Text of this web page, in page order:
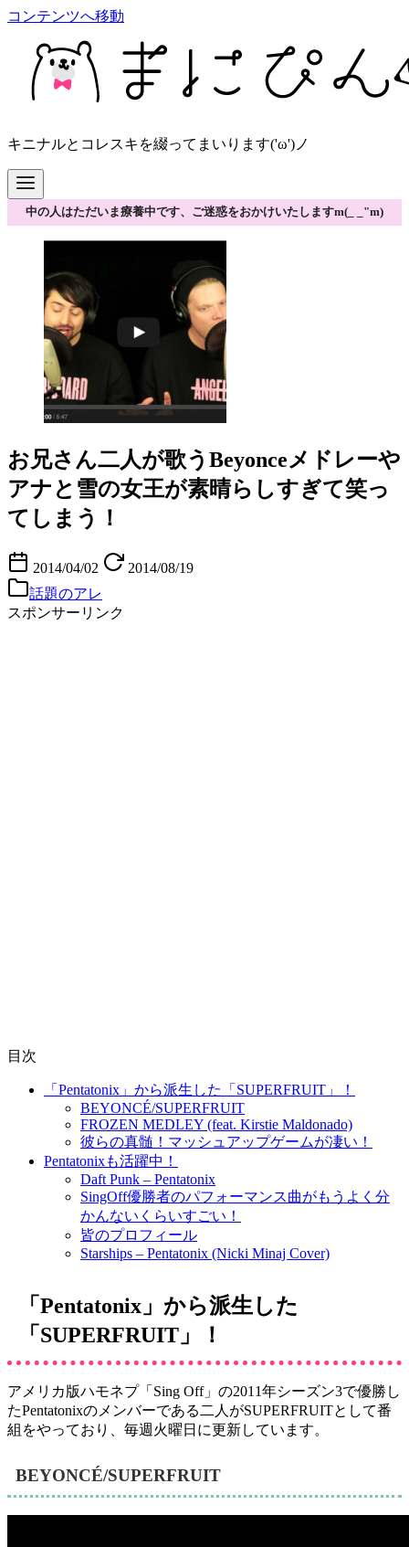
コンテンツへ移動
キニナルとコレスキを綴ってまいります('ω')ノ
中の人はただいま療養中です、ご迷惑をおかけいたしますm(_ _"m)
お兄さん二人が歌うBeyonceメドレーや
アナと雪の女王が素晴らしすぎて笑っ
てしまう！
2014/04/02
2014/08/19
話題のアレ
スポンサーリンク
目次
「Pentatonix」から派生した「SUPERFRUIT」！
BEYONCÉ/SUPERFRUIT
FROZEN MEDLEY (feat. Kirstie Maldonado)
彼らの真髄！マッシュアップゲームが凄い！
Pentatonixも活躍中！
Daft Punk – Pentatonix
SingOff優勝者のパフォーマンス曲がもうよく分
かんないくらいすごい！
皆のプロフィール
Starships – Pentatonix (Nicki Minaj Cover)
「Pentatonix」から派生した
「SUPERFRUIT」！
アメリカ版ハモネプ「Sing Off」の2011年シーズン3で優勝し
たPentatonixのメンバーである二人がSUPERFRUITとして番
組をやっており、毎週火曜日に更新しています。
BEYONCÉ/SUPERFRUIT